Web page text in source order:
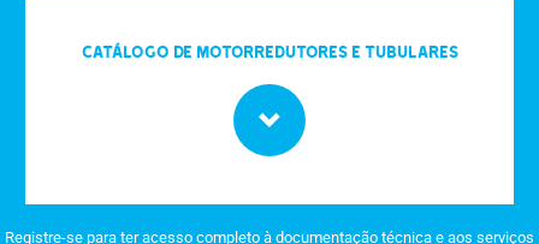
Catálogo de motorredutores e tubulares
Registre-se para ter acesso completo à documentação técnica e aos serviços